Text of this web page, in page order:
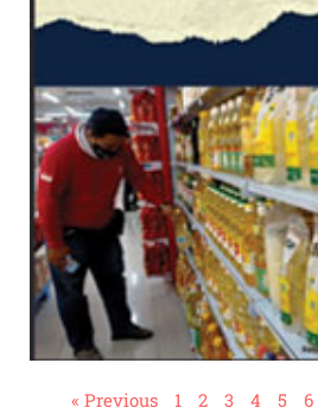
« Previous 1 2 3 4 5 6